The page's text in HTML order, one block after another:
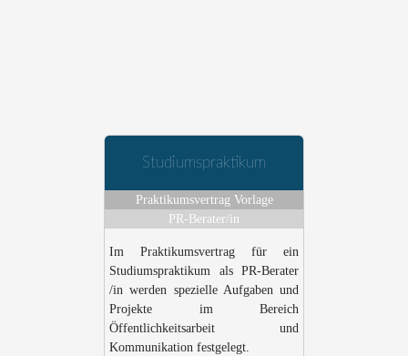
Studiumspraktikum
Praktikumsvertrag Vorlage
PR-Berater/in
Im Praktikumsvertrag für ein
Studiumspraktikum als PR-Berater
/in werden spezielle Aufgaben und
Projekte im Bereich
Öffentlichkeitsarbeit und
Kommunikation festgelegt.